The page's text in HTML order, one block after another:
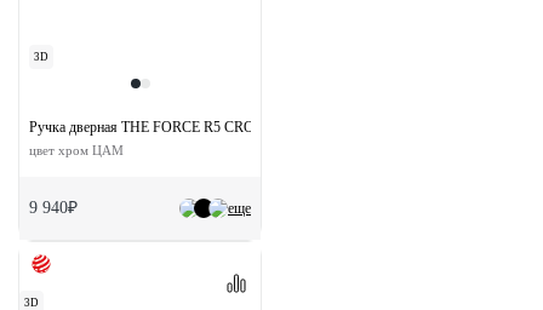
3D
еще
Ручка дверная THE FORCE R5 CRO раздельная на круглой розетке
цвет хром ЦАМ
9 940₽
3D